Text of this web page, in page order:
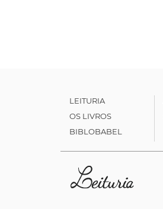
LEITURIA
OS LIVROS
BIBLOBABEL